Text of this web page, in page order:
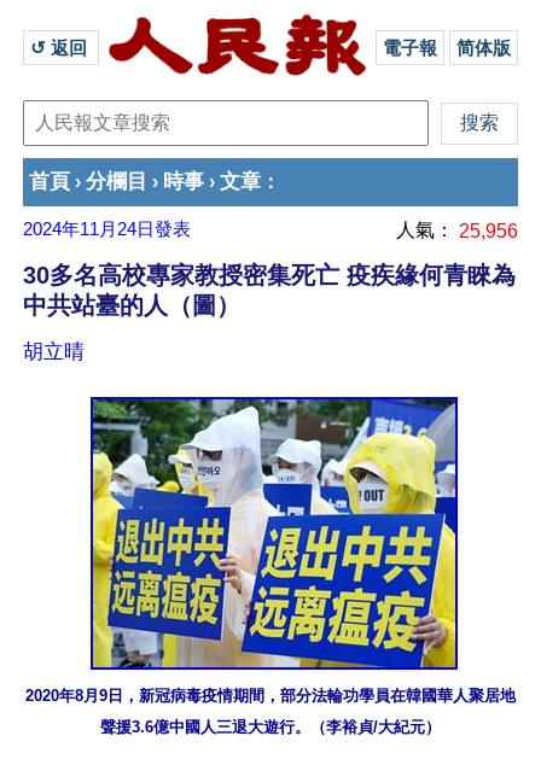
↺ 返回 電子報 简体版
首頁 › 分欄目 › 時事 › 文章 ：
2024年11月24日發表 人氣： 25,956
30多名高校專家教授密集死亡 疫疾緣何青睞為
中共站臺的人（圖）
胡立晴
2020年8月9日，新冠病毒疫情期間，部分法輪功學員在韓國華人聚居地
聲援3.6億中國人三退大遊行。（李裕貞/大紀元）